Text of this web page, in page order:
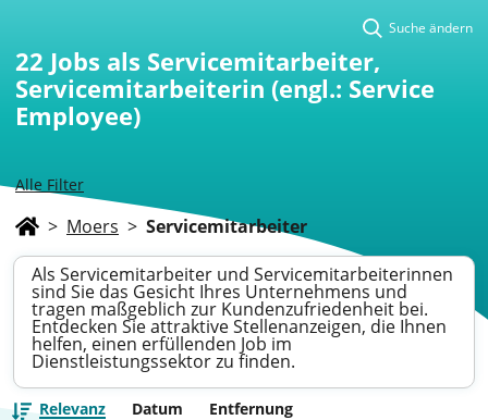
Alle Filter
Suche ändern
22 Jobs als Servicemitarbeiter,
Servicemitarbeiterin (engl.: Service
Employee)
> Moers > Servicemitarbeiter
Als Servicemitarbeiter und Servicemitarbeiterinnen
sind Sie das Gesicht Ihres Unternehmens und
tragen maßgeblich zur Kundenzufriedenheit bei.
Entdecken Sie attraktive Stellenanzeigen, die Ihnen
helfen, einen erfüllenden Job im
Dienstleistungssektor zu finden.
Relevanz Datum Entfernung